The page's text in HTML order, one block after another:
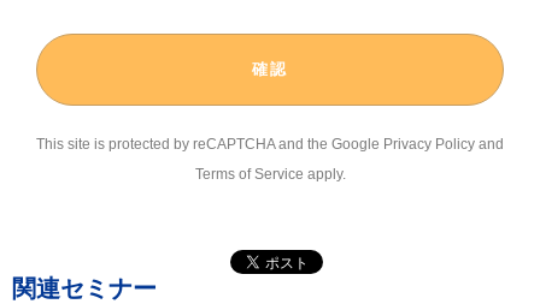
２）個人情報の第三者提供について
取得した個人情報は、第三者に提供することはありません。
３）個人情報の委託について
当社は、個人情報取扱い業務の一部または全部を外部委託することが
４）取得の任意性について
This site is protected by reCAPTCHA and the Google Privacy Policy and
Terms of Service apply.
関連セミナー